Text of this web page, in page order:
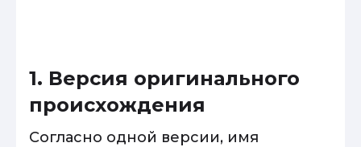
1. Версия оригинального
происхождения
Согласно одной версии, имя